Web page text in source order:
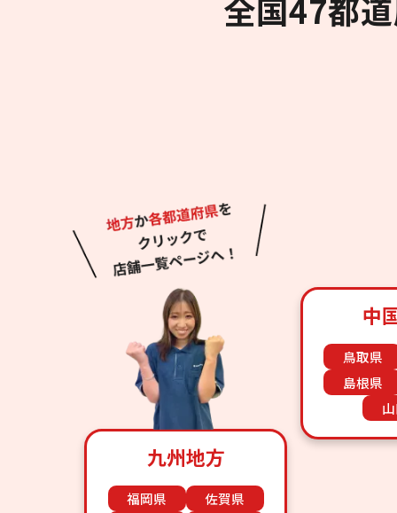
全国47都
中
鳥取県
島根県
九州地方
福岡県
佐賀県